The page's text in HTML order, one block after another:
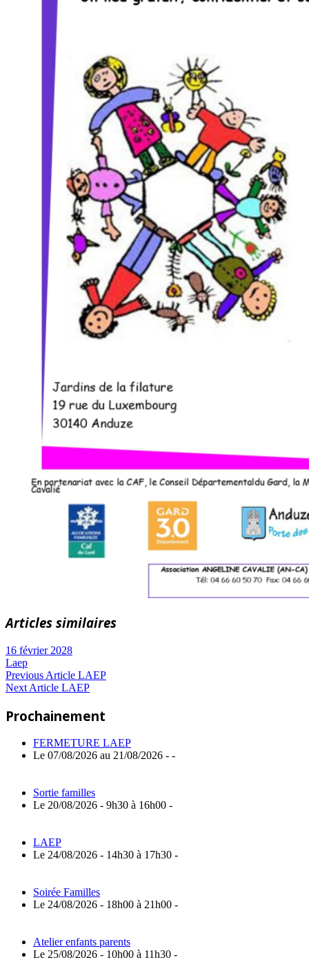
Articles similaires
16 février 2028
Laep
Navigation
l’article
Previous ArticlePrevious
Post:
LAEP
Next ArticleNext
LAEP
Prochainement
FERMETURE LAEP
Le 07/08/2026 au 21/08/2026 - -
Sortie familles
Le 20/08/2026 - 9h30 à 16h00 -
LAEP
Le 24/08/2026 - 14h30 à 17h30 -
Soirée Familles
Le 24/08/2026 - 18h00 à 21h00 -
Atelier enfants parents
Le 25/08/2026 - 10h00 à 11h30 -